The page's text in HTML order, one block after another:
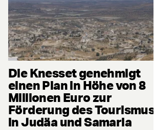
Die Knesset genehmigt
einen Plan in Höhe von 8
Millionen Euro zur
Förderung des Tourismus
in Judäa und Samaria